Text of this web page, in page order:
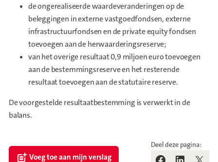
de ongerealiseerde waardeveranderingen op de
beleggingen in externe vastgoedfondsen, externe
infrastructuurfondsen en de private equity fondsen
toevoegen aan de herwaarderingsreserve;
van het overige resultaat 0,9 miljoen euro toevoegen
aan de bestemmingsreserve en het resterende
resultaat toevoegen aan de statutaire reserve.
De voorgestelde resultaatbestemming is verwerkt in de
balans.
Voeg toe aan mijn verslag
Deel deze pagina: